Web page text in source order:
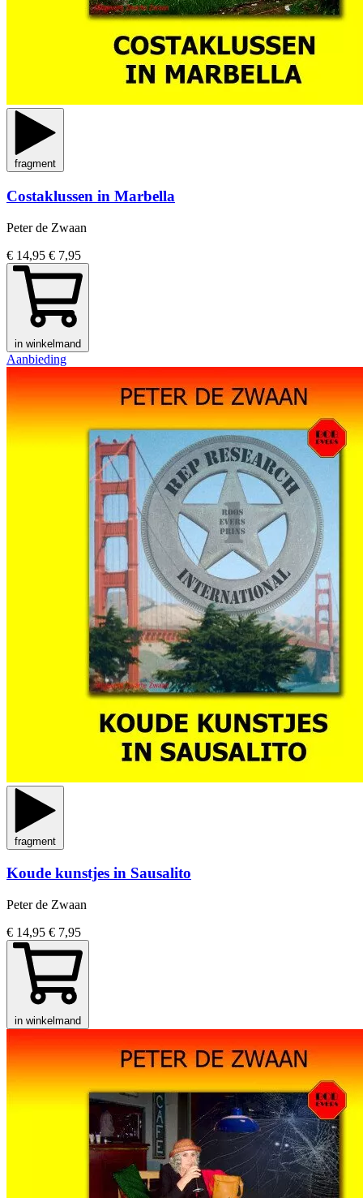
fragment
Costaklussen in Marbella
Peter de Zwaan
€ 14,95 € 7,95
in winkelmand
Aanbieding
fragment
Koude kunstjes in Sausalito
Peter de Zwaan
€ 14,95 € 7,95
in winkelmand